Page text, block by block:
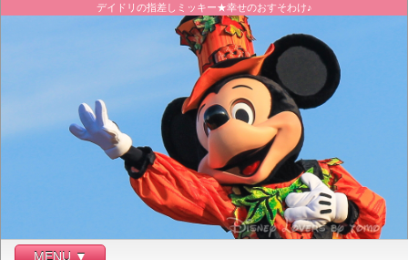
デイドリの指差しミッキー★幸せのおすそわけ♪
MENU ▼